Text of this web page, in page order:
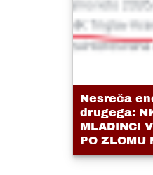
Nesreča
drugega:
MLADINCI
PO ZLOMU